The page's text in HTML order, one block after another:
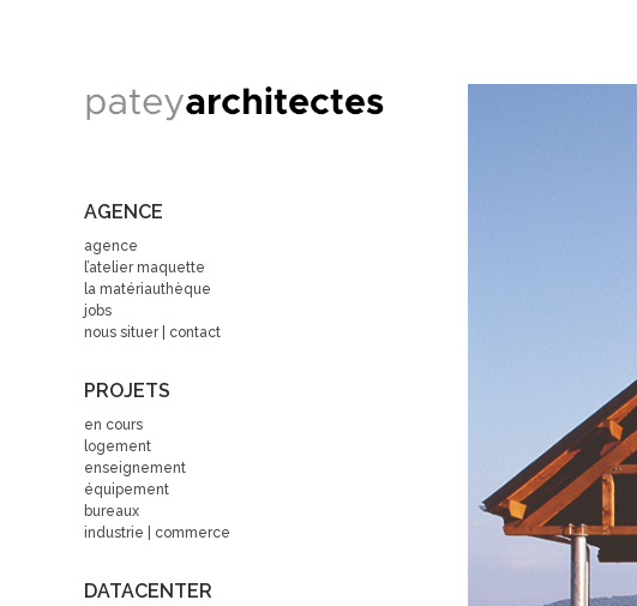
AGENCE
agence
l’atelier maquette
la matériauthèque
jobs
nous situer | contact
PROJETS
en cours
logement
enseignement
équipement
bureaux
industrie | commerce
DATACENTER